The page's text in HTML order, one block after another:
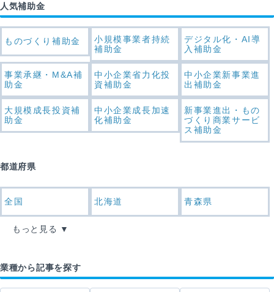
人気補助金
ものづくり補助金
小規模事業者持続
補助金
デジタル化・AI導
入補助金
事業承継・M&A補
助金
中小企業省力化投
資補助金
中小企業新事業進
出補助金
大規模成長投資補
助金
中小企業成長加速
化補助金
新事業進出・もの
づくり商業サービ
ス補助金
都道府県
全国 北海道 青森県
もっと見る
業種から記事を探す